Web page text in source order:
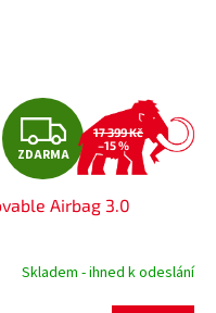
Z
D
A
R
ZDARMA
17 399 Kč
–15 %
Airbag 3.0
Skladem - ihned k odeslání